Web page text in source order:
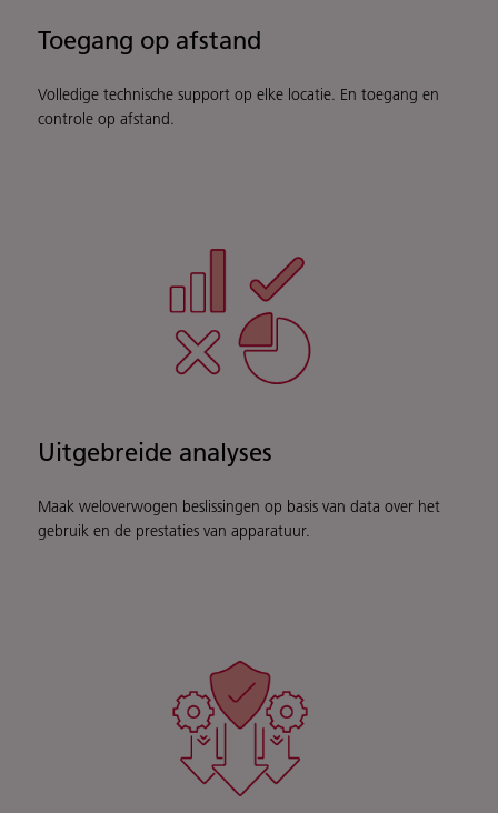
Toegang op afstand
Volledige technische support op elke locatie. En toegang en
controle op afstand.
Uitgebreide analyses
Maak weloverwogen beslissingen op basis van data over het
gebruik en de prestaties van apparatuur.